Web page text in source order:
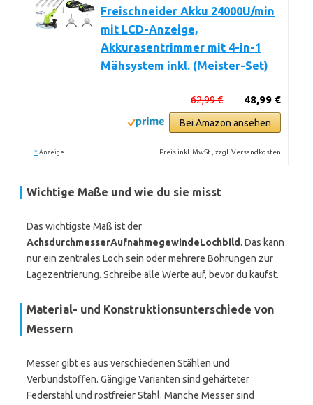
Freischneider Akku 24000U/min
mit LCD-Anzeige,
Akkurasentrimmer mit 4-in-1
Mähsystem inkl. (Meister-Set)
48,99 €
62,99 €
Bei Amazon ansehen
* Anzeige Preis inkl. MwSt., zzgl. Versandkosten
Wichtige Maße und wie du sie misst
Das wichtigste Maß ist der
AchsdurchmesserAufnahmegewindeLochbild. Das kann
nur ein zentrales Loch sein oder mehrere Bohrungen zur
Lagezentrierung. Schreibe alle Werte auf, bevor du kaufst.
Material- und Konstruktionsunterschiede von
Messern
Messer gibt es aus verschiedenen Stählen und
Verbundstoffen. Gängige Varianten sind gehärteter
Federstahl und rostfreier Stahl. Manche Messer sind